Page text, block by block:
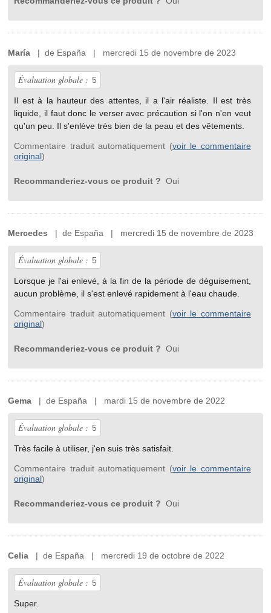
María | de España | mercredi 15 de novembre de 2023
Évaluation globale : 5
Il est à la hauteur des attentes, il a l'air réaliste. Il est très
liquide, il faut donc le verser avec précaution si l'on n'en veut
qu'un peu. Il s'enlève très bien de la peau et des vêtements.
Commentaire traduit automatiquement (voir le commentaire
original)
Recommanderiez-vous ce produit ? Oui
Mercedes | de España | mercredi 15 de novembre de 2023
Évaluation globale : 5
Lorsque je l'ai enlevé, à la fin de la période de déguisement,
aucun problème, il s'est enlevé rapidement à l'eau chaude.
Commentaire traduit automatiquement (voir le commentaire
original)
Recommanderiez-vous ce produit ? Oui
Gema | de España | mardi 15 de novembre de 2022
Évaluation globale : 5
Très facile à utiliser, j'en suis très satisfait.
Commentaire traduit automatiquement (voir le commentaire
original)
Recommanderiez-vous ce produit ? Oui
Celia | de España | mercredi 19 de octobre de 2022
Évaluation globale : 5
Super.